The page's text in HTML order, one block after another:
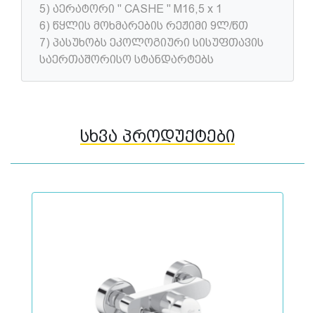
5) აერატორი " CASHE " M16,5 x 1
6) წყლის მოხმარების რეჟიმი 9ლ/წთ
7) პასუხობს ეკოლოგიური სისუფთავის
საერთაშორისო სტანდარტებს
სხვა პროდუქტები